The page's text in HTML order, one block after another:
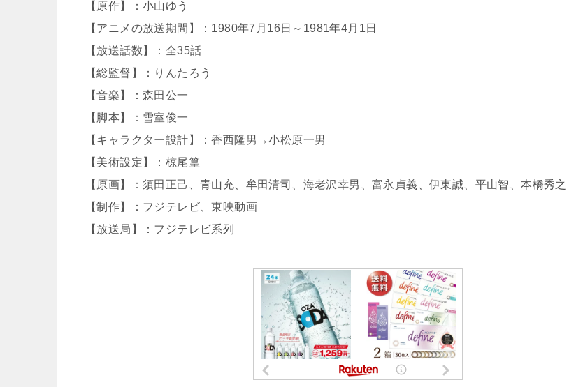
【原作】：小山ゆう
【アニメの放送期間】：1980年7月16日～1981年4月1日
【放送話数】：全35話
【総監督】：りんたろう
【音楽】：森田公一
【脚本】：雪室俊一
【キャラクター設計】：香西隆男→小松原一男
【美術設定】：椋尾篁
【原画】：須田正己、青山充、牟田清司、海老沢幸男、富永貞義、伊東誠、平山智、本橋秀
【制作】：フジテレビ、東映動画
【放送局】：フジテレビ系列